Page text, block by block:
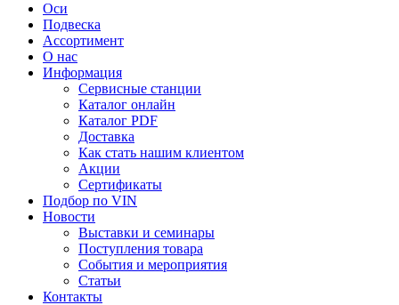
Оси
Подвеска
Ассортимент
О нас
Информация
Сервисные станции
Каталог онлайн
Каталог PDF
Доставка
Как стать нашим клиентом
Акции
Сертификаты
Подбор по VIN
Новости
Выставки и семинары
Поступления товара
События и мероприятия
Статьи
Контакты